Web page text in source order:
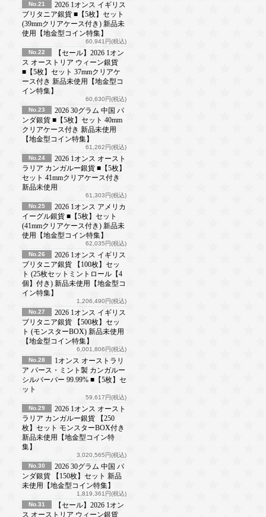
No.21
2026 1オンス イギリス
ブリタニア銀貨 ■【5枚】セット
(39mmクリアケース付き) 新品未
使用【地金型コイン特集】
60,941円(税込)
No.22
【セール】2026 1オン
ス オーストリア ウィーン銀貨
■【5枚】セット 37mmクリアケ
ース付き 新品未使用【地金型コ
イン特集】
60,630円(税込)
No.23
2026 30グラム 中国 パ
ンダ銀貨 ■【5枚】セット 40mm
クリアケース付き 新品未使用
【地金型コイン特集】
61,262円(税込)
No.24
2026 1オンス オースト
ラリア カンガルー銀貨 ■【5枚】
セット 41mmクリアケース付き
新品未使用
61,303円(税込)
No.25
2026 1オンス アメリカ
イーグル銀貨 ■【5枚】セット
(41mmクリアケース付き) 新品未
使用【地金型コイン特集】
62,035円(税込)
No.26
2026 1オンス イギリス
ブリタニア銀貨 【100枚】セッ
ト (25枚セットミントロール【4
個】付き) 新品未使用【地金型コ
イン特集】
1,206,490円(税込)
No.27
2026 1オンス イギリス
ブリタニア銀貨 【500枚】セッ
ト (モンスターBOX) 新品未使用
【地金型コイン特集】
6,001,806円(税込)
No.28
1オンス オーストラリ
ア パース・ミント製 カンガルー
シルバーバー 99.99% ■【5枚】セ
ット
59,617円(税込)
No.29
2026 1オンス オースト
ラリア カンガルー銀貨 【250
枚】セット モンスターBOX付き
新品未使用【地金型コイン特
集】
3,020,565円(税込)
No.30
2026 30グラム 中国 パ
ンダ銀貨 【150枚】セット 新品
未使用【地金型コイン特集】
1,819,361円(税込)
No.31
【セール】2026 1オン
ス オーストリア ウィーン銀貨